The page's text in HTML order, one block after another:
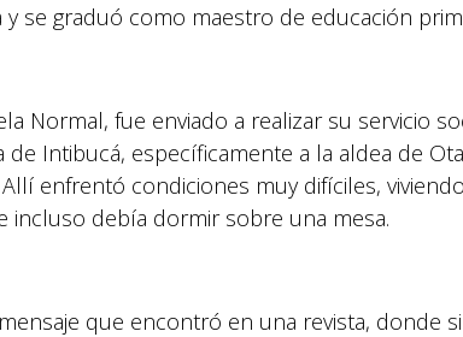
se graduó como maestro de educación
Normal, fue enviado a realizar su servicio
Intibucá, específicamente a la aldea de
enfrentó condiciones muy difíciles, viviendo
incluso debía dormir sobre una mesa.
que encontró en una revista, donde